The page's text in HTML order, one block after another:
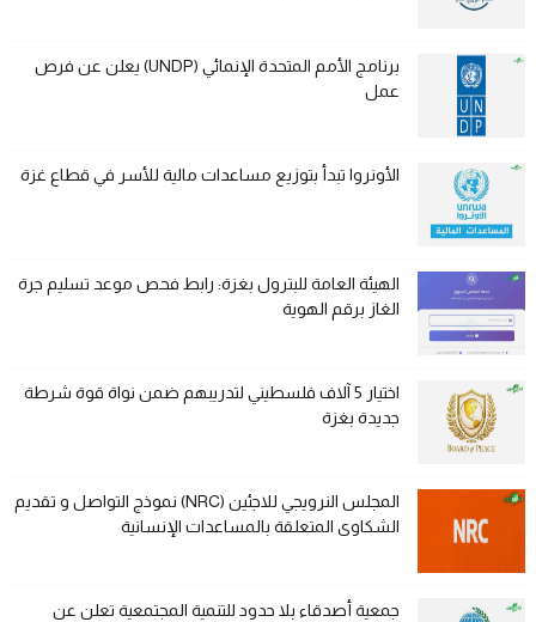
برنامج الأمم المتحدة الإنمائي (UNDP) يعلن عن فرص
عمل
الأونروا تبدأ بتوزيع مساعدات مالية للأسر في قطاع غزة
الهيئة العامة للبترول بغزة: رابط فحص موعد تسليم جرة
الغاز برقم الهوية
اختيار 5 آلاف فلسطيني لتدريبهم ضمن نواة قوة شرطة
جديدة بغزة
المجلس النرويجي للاجئين (NRC) نموذج التواصل و تقديم
الشكاوى المتعلقة بالمساعدات الإنسانية
جمعية أصدقاء بلا حدود للتنمية المجتمعية تعلن عن